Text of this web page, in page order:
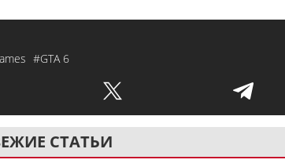
#GTA 6
СТАТЬИ